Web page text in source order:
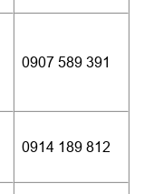
0907 589 391
0914 189 812